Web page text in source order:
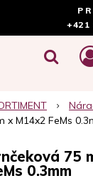
+421
M14x2 FeMs
75
0.3mm